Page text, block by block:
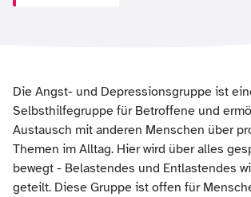
Die Angst- und Depressionsgruppe ist
Selbsthilfegruppe für Betroffene und
Austausch mit anderen Menschen über
Themen im Alltag. Hier wird über alles
bewegt - Belastendes und Entlastendes
geteilt. Diese Gruppe ist offen für